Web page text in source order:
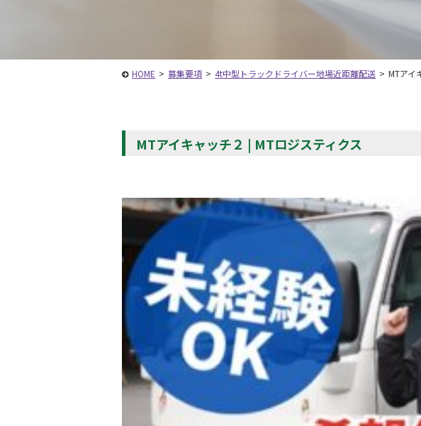
HOME > 募集要項 > 4t中型トラックドライバー地場近距離配送 > MTアイ
MTアイキャッチ２ | MTロジスティクス